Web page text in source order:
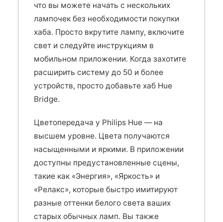
что вы можете начать с нескольких
лампочек без необходимости покупки
хаба. Просто вкрутите лампу, включите
свет и следуйте инструкциям в
мобильном приложении. Когда захотите
расширить систему до 50 и более
устройств, просто добавьте хаб Hue
Bridge.
Цветопередача у Philips Hue — на
высшем уровне. Цвета получаются
насыщенными и яркими. В приложении
доступны предустановленные сцены,
такие как «Энергия», «Яркость» и
«Релакс», которые быстро имитируют
разные оттенки белого света ваших
старых обычных ламп. Вы также